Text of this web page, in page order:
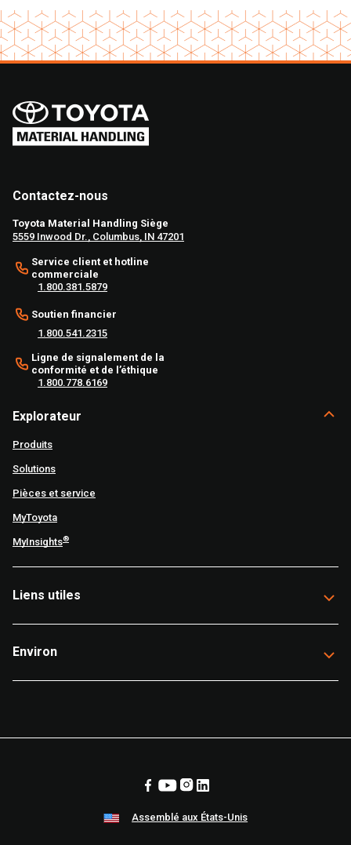
Contactez-nous
Toyota Material Handling Siège
5559 Inwood Dr., Columbus, IN 47201
Service client et hotline
commerciale
1.800.381.5879
Soutien financier
1.800.541.2315
Ligne de signalement de la
conformité et de l’éthique
1.800.778.6169
Explorateur
Produits
Solutions
Pièces et service
MyToyota
MyInsights®
Liens utiles
Environ
Assemblé aux États-Unis